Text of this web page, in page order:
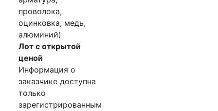
проволока,
оцинковка, медь,
алюминий)
Лот с открытой
ценой
Информация о
заказчике доступна
только
зарегистрированным